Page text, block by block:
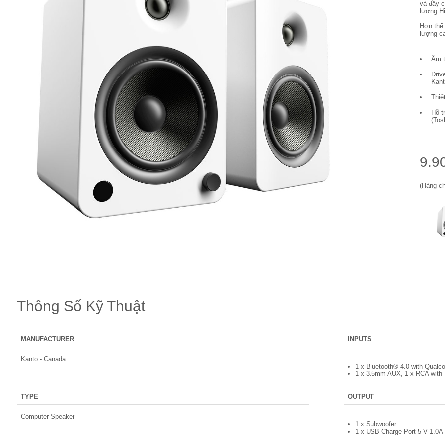
và đầy
lượng
Hơn
lượng
Âm
Hỗ
(Hàng
Thông Số Kỹ Thuật
MANUFACTURER
Kanto - Canada
TYPE
Computer Speaker
INPUTS
1 x Bluetooth® 4.0 with
1 x 3.5mm AUX, 1 x RCA
OUTPUT
1 x Subwoofer
1 x USB Charge Port 5 V 1.0A